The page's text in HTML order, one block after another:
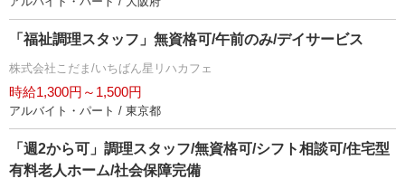
「福祉調理スタッフ」無資格可/午前のみ/デイサービス
株式会社こだま/いちばん星リハカフェ
時給1,300円～1,500円
アルバイト・パート / 東京都
「週2から可」調理スタッフ/無資格可/シフト相談可/住宅型
有料老人ホーム/社会保障完備